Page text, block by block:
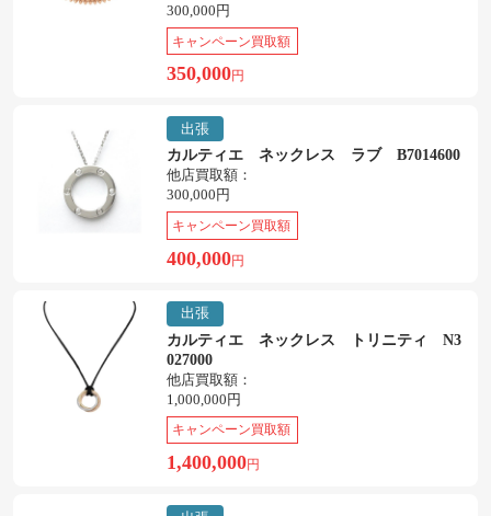
300,000円
キャンペーン買取額
350,000円
出張
カルティエ ネックレス ラブ B7014600
他店買取額：
300,000円
キャンペーン買取額
400,000円
出張
カルティエ ネックレス トリニティ N3
027000
他店買取額：
1,000,000円
キャンペーン買取額
1,400,000円